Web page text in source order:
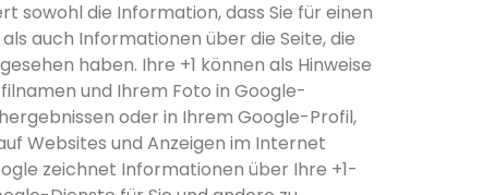
sowohl die Information, dass Sie für einen
auch Informationen über die Seite, die
haben. Ihre +1 können als Hinweise
und Ihrem Foto in Google-
oder in Ihrem Google-Profil,
Websites und Anzeigen im Internet
zeichnet Informationen über Ihre +1-